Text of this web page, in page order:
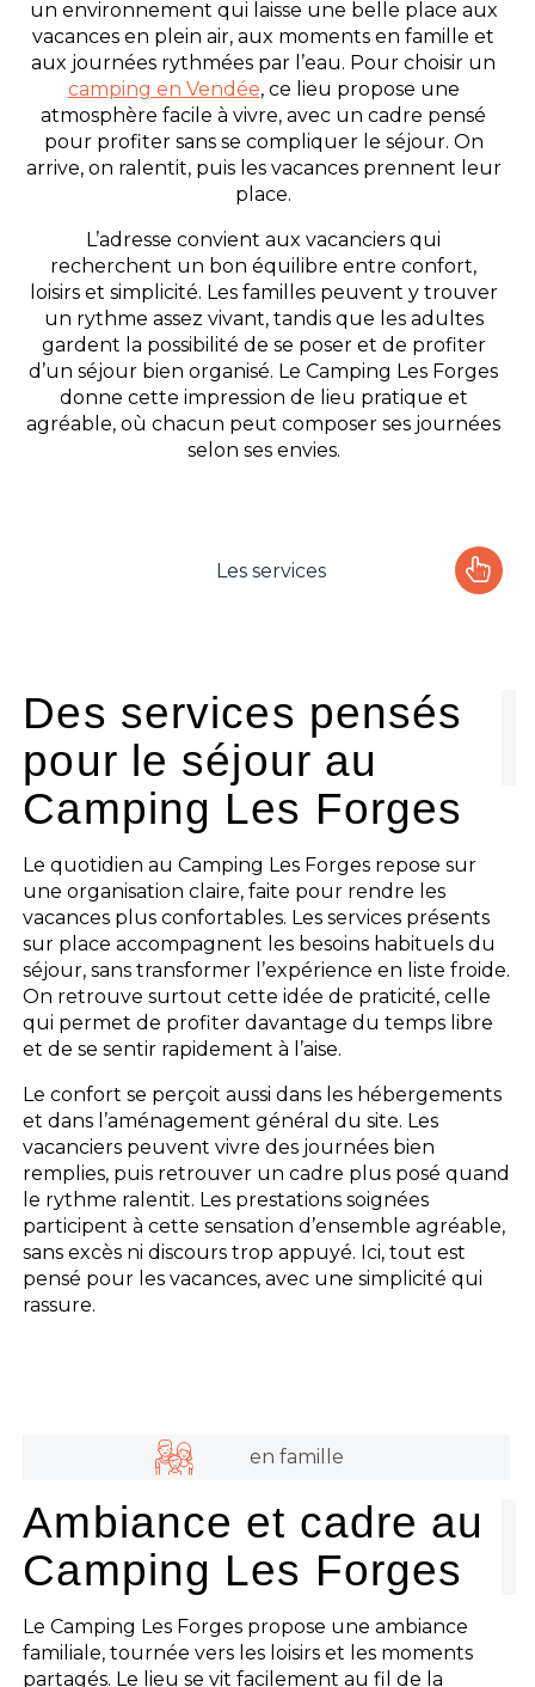
un environnement qui laisse une belle place aux
vacances en plein air, aux moments en famille et
aux journées rythmées par l’eau. Pour choisir un
camping en Vendée, ce lieu propose une
atmosphère facile à vivre, avec un cadre pensé
pour profiter sans se compliquer le séjour. On
arrive, on ralentit, puis les vacances prennent leur
place.
L’adresse convient aux vacanciers qui
recherchent un bon équilibre entre confort,
loisirs et simplicité. Les familles peuvent y trouver
un rythme assez vivant, tandis que les adultes
gardent la possibilité de se poser et de profiter
d’un séjour bien organisé. Le Camping Les Forges
donne cette impression de lieu pratique et
agréable, où chacun peut composer ses journées
selon ses envies.
Les services
Les activités
Les infos pratiques
Des services pensés
pour le séjour au
Camping Les Forges
Le quotidien au Camping Les Forges repose sur
une organisation claire, faite pour rendre les
vacances plus confortables. Les services présents
sur place accompagnent les besoins habituels du
séjour, sans transformer l’expérience en liste froide.
On retrouve surtout cette idée de praticité, celle
qui permet de profiter davantage du temps libre
et de se sentir rapidement à l’aise.
Le confort se perçoit aussi dans les hébergements
et dans l’aménagement général du site. Les
vacanciers peuvent vivre des journées bien
remplies, puis retrouver un cadre plus posé quand
le rythme ralentit. Les prestations soignées
participent à cette sensation d’ensemble agréable,
sans excès ni discours trop appuyé. Ici, tout est
pensé pour les vacances, avec une simplicité qui
rassure.
en famille
Ambiance et cadre au
Camping Les Forges
Le Camping Les Forges propose une ambiance
familiale, tournée vers les loisirs et les moments
partagés. Le lieu se vit facilement au fil de la